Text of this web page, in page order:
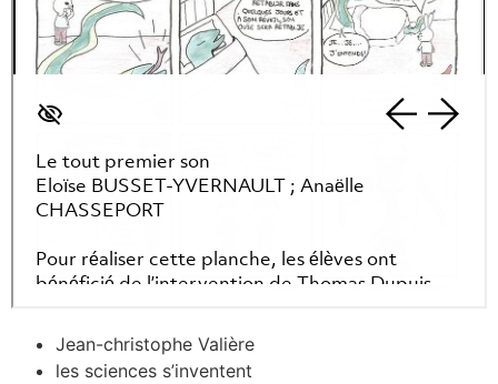
Jean-christophe Valière
les sciences s’inventent